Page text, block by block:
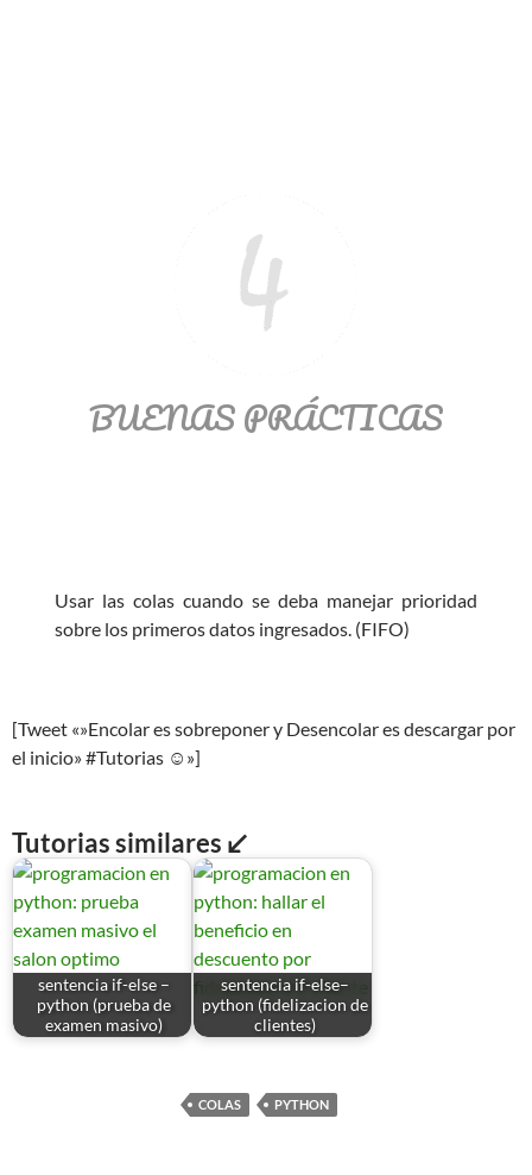
BUENAS PRÁCTICAS
Usar las colas cuando se deba manejar prioridad
sobre los primeros datos ingresados. (FIFO)
[Tweet «»Encolar es sobreponer y Desencolar es descargar por
el inicio» #Tutorias ☺»]
Tutorias similares ↙
sentencia if-else –
python (prueba de
examen masivo)
sentencia if-else–
python (fidelizacion de
clientes)
COLAS PYTHON